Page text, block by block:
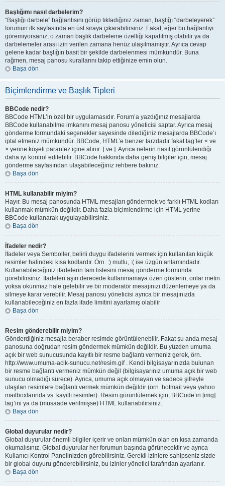
Başlığımı nasıl darbelerim?
“Başlığı darbele” bağlantısını görüp tıkladığınız zaman, başlığı “darbeleyerek”
forumun ilk sayfasında en üst sıraya çıkarabilirsiniz. Fakat, eğer bu bağlantıyı
göremiyorsanız, o zaman başlık darbeleme özelliği kapatılmış olabilir ya da
darbelemeler arası izin verilen zamana henüz ulaşılmamıştır. Ayrıca cevap
gelene kadar başlığın basit bir şekilde darbelenmesi mümkündür. Buna
rağmen, mesaj panosu kurallarını takip ettiğinize emin olun.
Başa dön
Biçimlendirme ve Başlık Tipleri
BBCode nedir?
BBCode HTML’in özel bir uygulamasıdır. Forum’a yazdığınız mesajlarda
BBCode kullanabilme imkanını mesaj panosu yöneticisi saptar. Ayrıca mesaj
gönderme formundaki seçenekler sayesinde dilediğiniz mesajlarda BBCode’ı
iptal etmeniz mümkündür. BBCode, HTML’e benzer tarzdadır fakat tag’ler < ve
> yerine köşeli parantez içine alınır: [ ve ]. Ayrıca nelerin nasıl görüntülendiği
daha iyi kontrol edilebilir. BBCode hakkında daha geniş bilgiler için, mesaj
gönderme sayfasından ulaşabileceğiniz rehbere bakınız.
Başa dön
HTML kullanabilir miyim?
Hayır. Bu mesaj panosunda HTML mesajları göndermek ve farklı HTML kodları
kullanmak mümkün değildir. Daha fazla biçimlendirme için HTML yerine
BBCode kullanarak uygulayabilirsiniz.
Başa dön
İfadeler nedir?
İfadeler veya Semboller, belirli duygu ifadelerini vermek için kullanılan küçük
resimler halindeki kısa kodlardır. Örn. :) mutlu, :( ise üzgün anlamındadır.
Kullanabileceğiniz ifadelerin tam listesini mesaj gönderme formunda
görebilirsiniz. İfadeleri aşırı derecede kullanmamaya özen gösterin, onlar metin
yoksa okunmaz hale gelebilir ve bir moderatör mesajınızı düzenlemeye ya da
silmeye karar verebilir. Mesaj panosu yöneticisi ayrıca bir mesajınızda
kullanabileceğiniz en fazla ifade limitini ayarlamış olabilir
Başa dön
Resim gönderebilir miyim?
Gönderdiğiniz mesajla beraber resimde görüntülenebilir. Fakat şu anda mesaj
panosuna doğrudan resim göndermek mümkün değildir. Bu yüzden umuma
açık bir web sunucusunda kayıtlı bir resme bağlantı vermeniz gerek, örn.
http://www.umuma-acik-sunucu.net/resim.gif . Kendi bilgisayarınızda bulunan
bir resme bağlantı vermeniz mümkün değil (bilgisayarınız umuma açık bir web
sunucu olmadığı sürece). Ayrıca, umuma açık olmayan ve sadece şifreyle
ulaşılan resimlere bağlantı vermek mümkün değildir (örn. hotmail veya yahoo
mailboxlarında vs. kayıtlı resimler). Resim görüntülemek için, BBCode’ın [img]
tag’ini ya da (müsaade verilmişse) HTML kullanabilirsiniz.
Başa dön
Global duyurular nedir?
Global duyurular önemli bilgiler içerir ve onları mümkün olan en kısa zamanda
okumalısınız. Global duyurular her forumun başında görünecektir ve ayrıca
Kullanıcı Kontrol Panelinizden görebilirsiniz. Gerekli izinlere sahipseniz sizde
bir global duyuru gönderebilirsiniz, bu izinler yönetici tarafından ayarlanır.
Başa dön